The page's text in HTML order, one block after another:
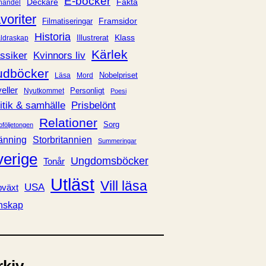
Filmatiseringar Framsidor
Historia Illustrerat Klass
Kvinnors liv Kärlek
Läsa Mord Nobelpriset
Nyutkommet Personligt Poesi
& samhälle Prisbelönt
Relationer Sorg
Storbritannien Summeringar
Tonår Ungdomsböcker
USA Utläst Vill läsa